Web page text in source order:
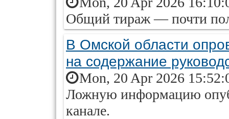
Общий тираж — почти
В Омской области
на содержание
Mon, 20 Apr 2026
Ложную информацию
канале.